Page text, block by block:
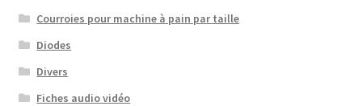
Courroies pour machine à pain par taille
Diodes
Divers
Fiches audio vidéo